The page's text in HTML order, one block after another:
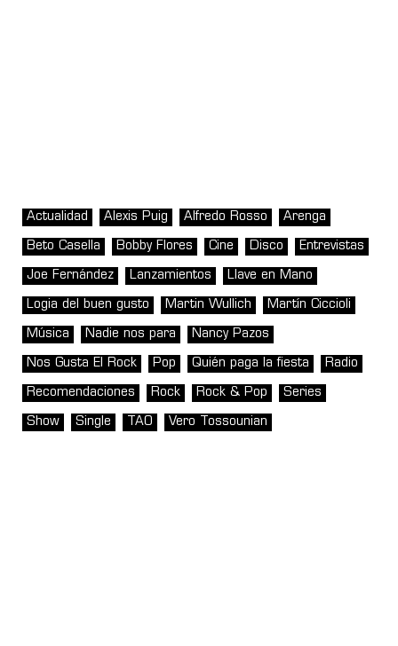
Actualidad Alexis Puig Alfredo Rosso Arenga
Beto Casella Bobby Flores Cine Disco Entrevistas
Joe Fernández Lanzamientos Llave en Mano
Logia del buen gusto Martin Wullich Martín Ciccioli
Música Nadie nos para Nancy Pazos
Nos Gusta El Rock Pop Quién paga la fiesta Radio
Recomendaciones Rock Rock & Pop Series
Show Single TAO Vero Tossounian